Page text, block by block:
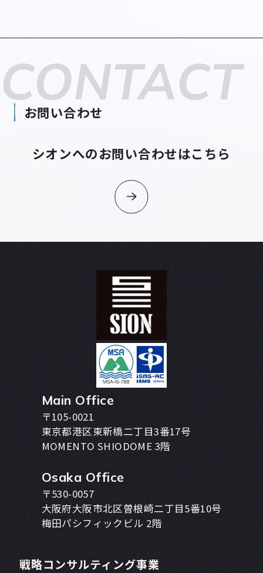
CONTACT
お問い合わせ
シオンへのお問い合わせはこちら
Main Office
〒105-0021
東京都港区東新橋二丁目3番17号
MOMENTO SHIODOME 3階
Osaka Office
〒530-0057
大阪府大阪市北区曽根崎二丁目5番10号
梅田パシフィックビル 2階
戦略コンサルティング事業